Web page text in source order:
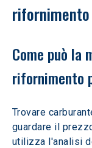
Come può la
rifornimento
Trovare
guardare il
utilizza l'analisi